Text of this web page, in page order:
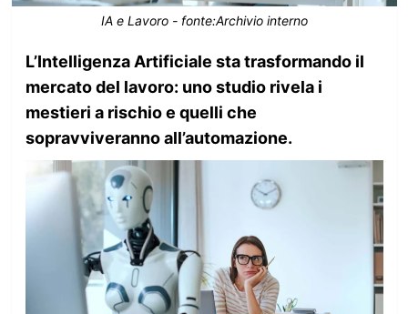
IA e Lavoro - fonte:Archivio interno
L’Intelligenza Artificiale sta trasformando il
mercato del lavoro: uno studio rivela i
mestieri a rischio e quelli che
sopravviveranno all’automazione.